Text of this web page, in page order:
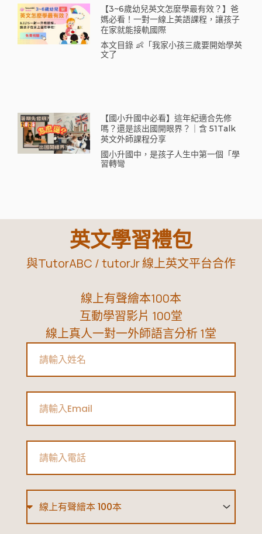
【3~6歲幼兒英文怎麼學最有效？】爸
媽必看！一對一線上美語課程，讓孩子
在家就能接軌國際
本文目錄 👶「我家小孩三歲要開始學英
文了
【國小升國中必看】這年紀適合先修
嗎？還是該出國開眼界？｜含 51Talk
英文外師課程分享
國小升國中，是孩子人生中第一個「學
習轉彎
英文學習禮包
與TutorABC / tutorJr 線上英文平台合作
線上有聲繪本100本
互動學習影片 100堂
線上真人一對一外師語言分析 1堂